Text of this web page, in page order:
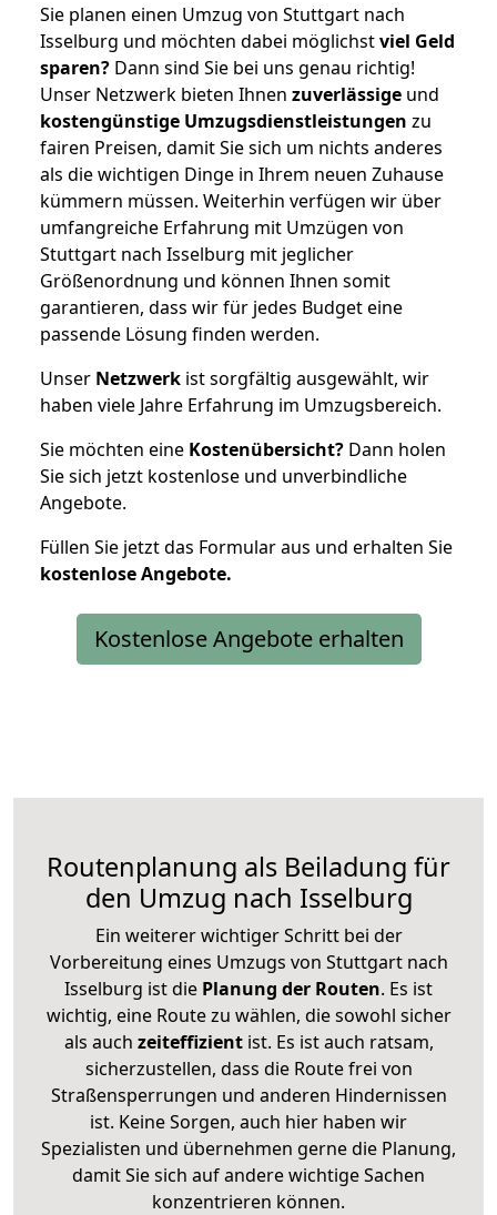
Sie planen einen Umzug von Stuttgart nach
Isselburg und möchten dabei möglichstviel Geld
sparen? Dann sind Sie bei uns genau richtig!
Unser Netzwerk bieten Ihnen zuverlässige und
kostengünstige Umzugsdienstleistungen zu
fairen Preisen, damit Sie sich um nichts anderes
als die wichtigen Dinge in Ihrem neuen Zuhause
kümmern müssen. Weiterhin verfügen wir über
umfangreiche Erfahrung mit Umzügen von
Stuttgart nach Isselburg mit jeglicher
Größenordnung und können Ihnen somit
garantieren, dass wir für jedes Budget eine
passende Lösung finden werden.
Unser Netzwerk ist sorgfältig ausgewählt, wir
haben viele Jahre Erfahrung im Umzugsbereich.
Sie möchten eine Kostenübersicht? Dann holen
Sie sich jetzt kostenlose und unverbindliche
Angebote.
Füllen Sie jetzt das Formular aus und erhalten Sie
kostenloseAngebote.
Kostenlose Angebote erhalten
Routenplanung als Beiladung für
den Umzug nach Isselburg
Ein weiterer wichtiger Schritt bei der
Vorbereitung eines Umzugs von Stuttgart nach
Isselburg ist die Planung der Routen. Es ist
wichtig, eine Route zu wählen, die sowohl sicher
als auch zeiteffizientist. Es ist auch ratsam,
sicherzustellen, dass die Route frei von
Straßensperrungen und anderen Hindernissen
ist. Keine Sorgen, auch hier haben wir
Spezialisten und übernehmen gerne die Planung,
damit Sie sich auf andere wichtige Sachen
konzentrieren können.